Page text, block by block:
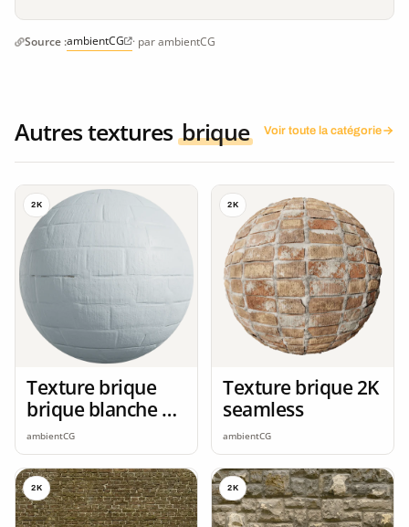
Source :ambientCG · par ambientCG
Autres textures brique Voir toute la catégorie
2K
Texture brique
brique blanche 2K
seamless
ambientCG
2K
Texture brique 2K
seamless
ambientCG
2K 2K